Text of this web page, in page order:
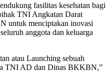
fasilitas kesehatan bagi
TNI Angkatan Darat
untuk menciptakan inovasi
anggota dan keluarga
atau Launching sebuah
TNI AD dan Dinas BKKBN,”